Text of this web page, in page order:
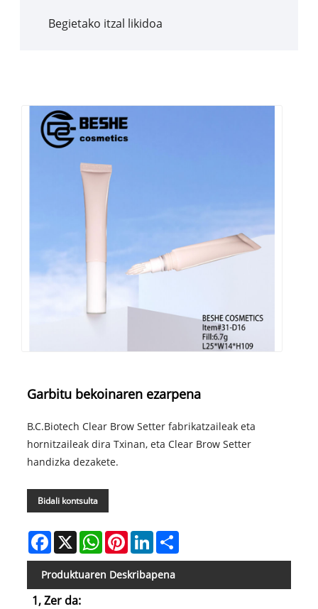
Begietako itzal likidoa
Garbitu bekoinaren ezarpena
B.C.Biotech Clear Brow Setter fabrikatzaileak eta
hornitzaileak dira Txinan, eta Clear Brow Setter
handizka dezakete.
Bidali kontsulta
Facebook
X WhatsAppPinterestLinkedInShare
Produktuaren Deskribapena
1, Zer da: